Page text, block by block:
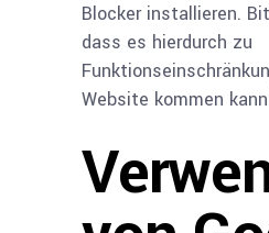
Blocker installieren.
dass es hierdurch zu
Website kommen